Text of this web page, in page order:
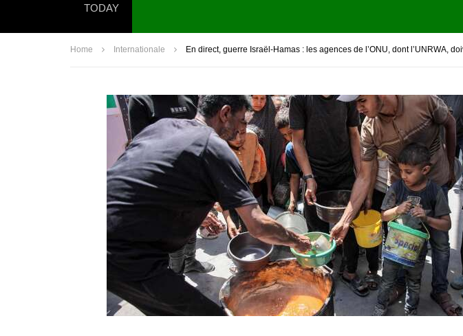
TODAY
Home Internationale En direct, guerre Israël-Hamas : les agences de l’ONU, dont l’UNRWA,